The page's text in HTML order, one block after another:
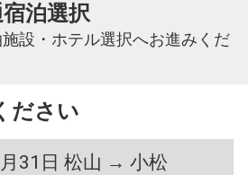
泊選択
設・ホテル選択へお進みくだ
ださい
31日 松山 → 小松